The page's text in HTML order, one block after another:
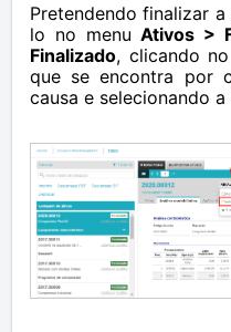
Pretendendo finalizar
lo no menuAtivos >
Finalizado, clicando
que se encontra por
causa e selecionando